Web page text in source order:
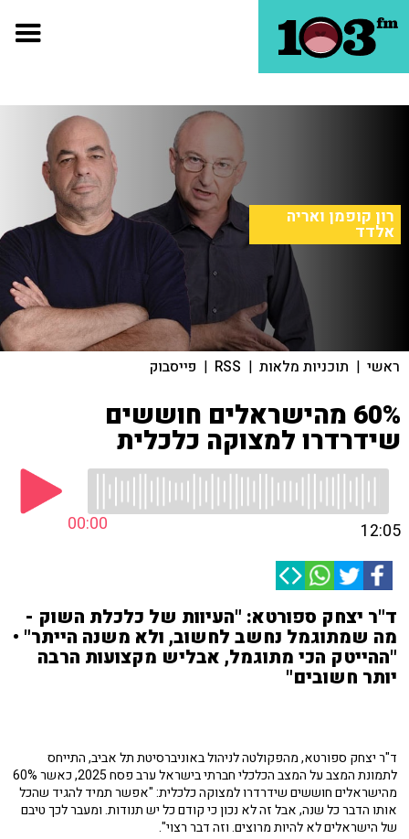
רון קופמן ואריה
אלדד
ראשי | תוכניות מלאות |
RSS
| פייסבוק
60% מהישראלים חוששים
שידרדרו למצוקה כלכלית
00:00 12:05
ד"ר יצחק ספורטא: "העיוות של כלכלת השוק -
מה שמתוגמל נחשב לחשוב, ולא משנה הייתר" •
"ההייטק הכי מתוגמל, אבליש מקצועות הרבה
יותר חשובים"
ד"ר יצחק ספורטא, מהפקולטה לניהול באוניברסיטת תל אביב, התייחס
לתמונת המצב על המצב הכלכלי חברתי בישראל ערב פסח 2025, כאשר
60%
מהישראלים חוששים שידרדרו למצוקה כלכלית: "אפשר תמיד להגיד שהכל
אותו הדבר כל שנה, אבל זה לא נכון כי קודם כל יש תנודות. ומעבר לכך טיבם
של הישראלים לא להיות מרוצים. וזה דבר רצוי".